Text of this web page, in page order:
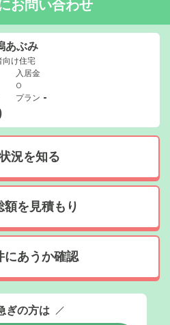
お問い合わせ
あぶみ
向け住宅
入居金
0
プラン -
況を知る
額を見積もり
にあうか確認
ぎの方は